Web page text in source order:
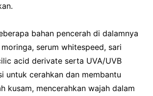
bahan pencerah di dalamnya
serum whitespeed, sari
acid derivate serta UVA/UVB
untuk cerahkan dan membantu
kusam, mencerahkan wajah dalam